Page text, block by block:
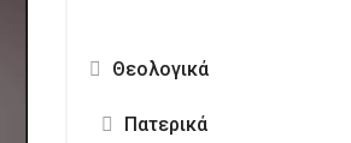
Θεολογικά
Πατερικά